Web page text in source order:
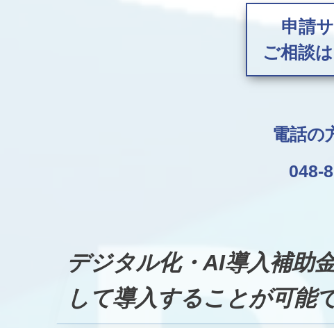
申請
ご相談
電話の
048-
デジタル化・AI導入補助
して導入することが可能